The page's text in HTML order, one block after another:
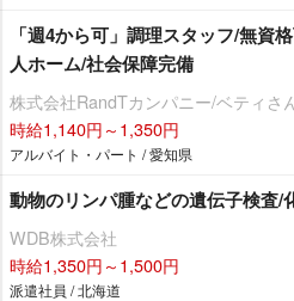
「週4から可」調理スタッフ/無資
人ホーム/社会保障完備
株式会社RandTカンパニー/ベティさ
時給1,140円～1,350円
アルバイト・パート / 愛知県
動物のリンパ腫などの遺伝子検査/
WDB株式会社
時給1,350円～1,500円
派遣社員 / 北海道